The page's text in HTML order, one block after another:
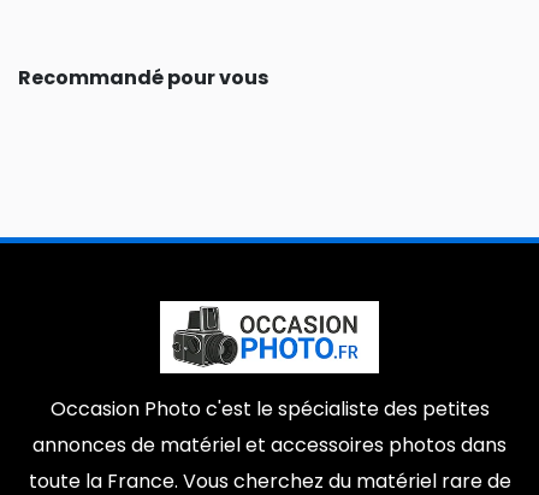
Recommandé pour vous
Occasion Photo c'est le spécialiste des petites
annonces de matériel et accessoires photos dans
toute la France. Vous cherchez du matériel rare de